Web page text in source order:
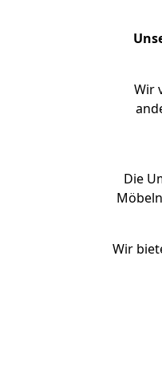
Wir
Die
Wir